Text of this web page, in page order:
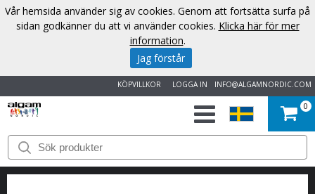
INFO@ALGAMNORDIC.COM
LOGGA IN
KÖPVILLKOR
START
VARUMÄRKEN
0
Vår hemsida använder sig av cookies. Genom att fortsätta surfa på
sidan godkänner du att vi använder cookies. Klicka här för mer
information.
Jag förstår